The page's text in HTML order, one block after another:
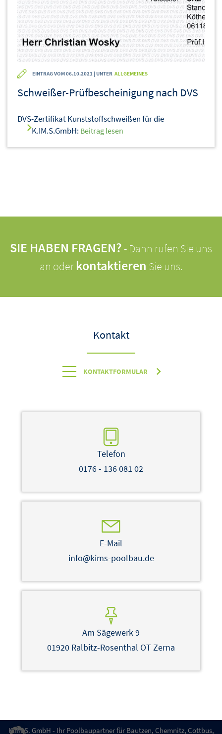
EINTRAG VOM 06.10.2021 | UNTER ALLGEMEINES
Schweißer-Prüfbescheinigung nach DVS
DVS-Zertifikat Kunststoffschweißen für die
K.IM.S.GmbH: Beitrag lesen
SIE HABEN FRAGEN? - Dann rufen Sie uns
an oder kontaktieren Sie uns.
Kontakt
KONTAKTFORMULAR
Telefon
0176 - 136 081 02
E-Mail
info@kims-poolbau.de
Am Sägewerk 9
01920 Ralbitz-Rosenthal OT Zerna
K.IM.S. GmbH - Ihr Poolbaupartner für Bautzen, Chemnitz, Cottbus,